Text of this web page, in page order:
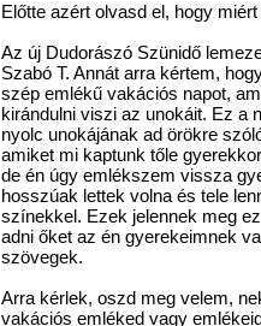
Előtte azért olvasd el, hogy
Az új Dudorászó Szünidő
Szabó T. Annát arra kértem,
szép emlékű vakációs napot,
kirándulni viszi az unokáit. Ez a
nyolc unokájának ad örökre
amiket mi kaptunk tőle
de én úgy emlékszem vissza
hosszúak lettek volna és tele
színekkel. Ezek jelennek meg
adni őket az én gyerekeimnek
szövegek.
Arra kérlek, oszd meg velem,
vakációs emléked vagy